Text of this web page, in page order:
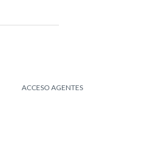
ACCESO AGENTES